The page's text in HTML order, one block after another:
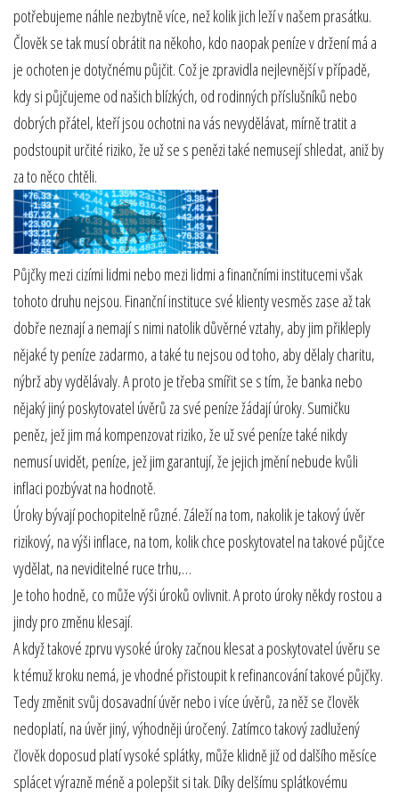
potřebujeme náhle nezbytně více, než kolik jich leží v našem prasátku.
Člověk se tak musí obrátit na někoho, kdo naopak peníze v držení má a
je ochoten je dotyčnému půjčit. Což je zpravidla nejlevnější v případě,
kdy si půjčujeme od našich blízkých, od rodinných příslušníků nebo
dobrých přátel, kteří jsou ochotni na vás nevydělávat, mírně tratit a
podstoupit určité riziko, že už se s penězi také nemusejí shledat, aniž by
za to něco chtěli.
Půjčky mezi cizími lidmi nebo mezi lidmi a finančními institucemi však
tohoto druhu nejsou. Finanční instituce své klienty vesměs zase až tak
dobře neznají a nemají s nimi natolik důvěrné vztahy, aby jim přikleply
nějaké ty peníze zadarmo, a také tu nejsou od toho, aby dělaly charitu,
nýbrž aby vydělávaly. A proto je třeba smířit se s tím, že banka nebo
nějaký jiný poskytovatel úvěrů za své peníze žádají úroky. Sumičku
peněz, jež jim má kompenzovat riziko, že už své peníze také nikdy
nemusí uvidět, peníze, jež jim garantují, že jejich jmění nebude kvůli
inflaci pozbývat na hodnotě.
Úroky bývají pochopitelně různé. Záleží na tom, nakolik je takový úvěr
rizikový, na výši inflace, na tom, kolik chce poskytovatel na takové půjčce
vydělat, na neviditelné ruce trhu,…
Je toho hodně, co může výši úroků ovlivnit. A proto úroky někdy rostou a
jindy pro změnu klesají.
A když takové zprvu vysoké úroky začnou klesat a poskytovatel úvěru se
k témuž kroku nemá, je vhodné přistoupit k refinancování takové půjčky.
Tedy změnit svůj dosavadní úvěr nebo i více úvěrů, za něž se člověk
nedoplatí, na úvěr jiný, výhodněji úročený. Zatímco takový zadlužený
člověk doposud platí vysoké splátky, může klidně již od dalšího měsíce
splácet výrazně méně a polepšit si tak. Díky delšímu splátkovému